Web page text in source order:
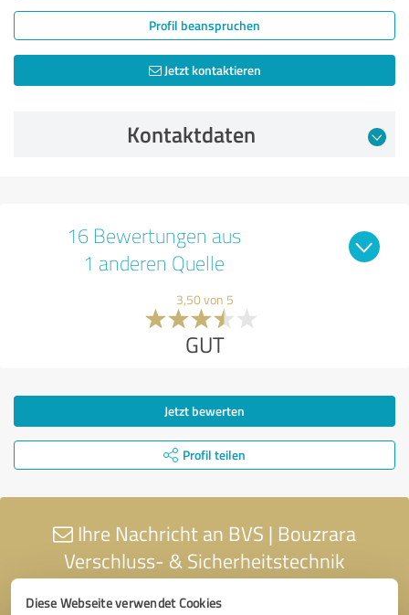
Diese Webseite verwendet Cookies
Profil beanspruchen
Jetzt kontaktieren
Kontaktdaten
16 Bewertungen aus
1 anderen Quelle
3,50 von 5
GUT
Jetzt bewerten
Profil teilen
Ihre Nachricht an BVS | Bouzrara
Verschluss- & Sicherheitstechnik